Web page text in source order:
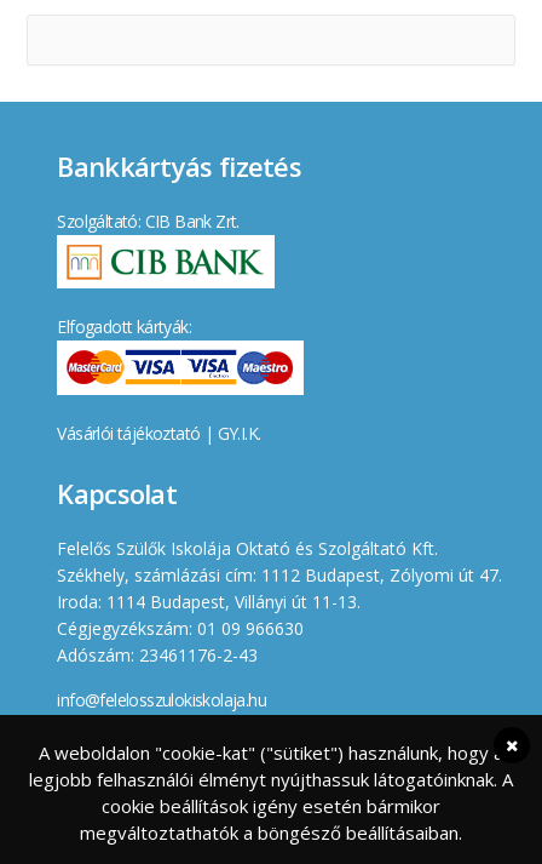
Bankkártyás fizetés
Szolgáltató: CIB Bank Zrt.
Elfogadott kártyák:
Vásárlói tájékoztató | GY.I.K.
Kapcsolat
Felelős Szülők Iskolája Oktató és Szolgáltató Kft.
Székhely, számlázási cím: 1112 Budapest, Zólyomi út 47.
Iroda: 1114 Budapest, Villányi út 11-13.
Cégjegyzékszám: 01 09 966630
Adószám: 23461176-2-43
info@felelosszulokiskolaja.hu
A weboldalon "cookie-kat" ("sütiket") használunk, hogy a
legjobb felhasználói élményt nyújthassuk látogatóinknak. A
cookie beállítások igény esetén bármikor
megváltoztathatók a böngésző beállításaiban.